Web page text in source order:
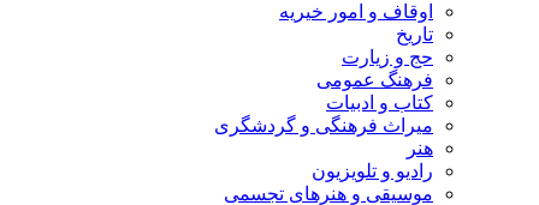
اوقاف و امور خیریه
تاریخ
حج و زیارت
فرهنگ عمومی
کتاب و ادبیات
میراث فرهنگی و گردشگری
هنر
رادیو و تلویزیون
موسیقی و هنرهای تجسمی